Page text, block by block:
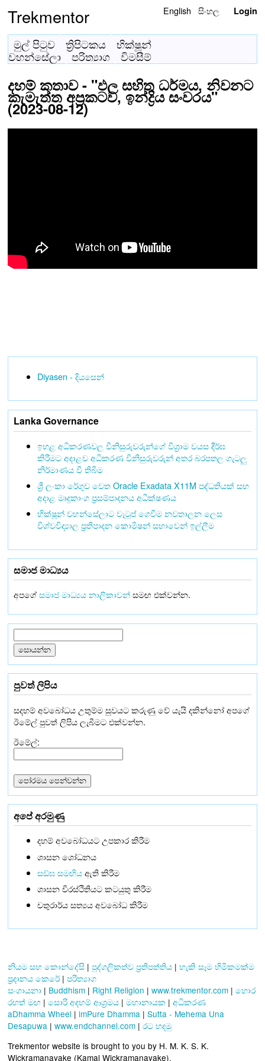
Trekmentor English සිංහල Login
මුල් පිටුව ත්‍රිපිටකය
භික්ෂූන්
වහන්සේලා
පරිත්‍යාග විමසීම්
දහම් කතාව - "ඵල සහිත ධර්මය, නිවනට
කැමැත්ත අප්‍රකටව, ඉන්ද්‍රිය සංවරය"
(2023-08-12)
Diyasen - දියසෙන්
Lanka Governance
ඉහළ අධිකරණවල විනිසුරුවරුන්ගේ විශ්‍රාම වයස දීර්ඝ
කිරීමට අදාළව අධිකරණ විනිසුරුවරුන් අතර බරපතල ගැටලු
නිර්මාණය වී තිබීම
ශ්‍රී ලංකා රේගුව වෙත Oracle Exadata X11M පද්ධතියක් සහ
අදාළ මෘදුකාංග ප්‍රසම්පාදනය අධීක්ෂණය
භික්ෂූන් වහන්සේලාට වැටුප් ගෙවීම නවතාලන ලෙස
විශ්වවිද්‍යාල ප්‍රතිපාදන කොමිෂන් සභාවෙන් ඉල්ලීම
සමාජ මාධ්‍යය
අපගේසමාජ මාධ්‍යය නාලිකාවන්සමඟ එක්වන්න.
පුවත් ලිපිය
සදහම් අවබෝධය උතුම්ම සුවයට කරුණු වේ යැයි දකින්නෝ අපගේ
ඊමේල් පුවත් ලිපිය ලැබීමට එක්වන්න.
ඊමේල්:
අපේ අරමුණු
දහම් අවබෝධයට උපකාර කිරීම
ශාසන ශෝධනය
සඞ්‌ඝ සමඟියඇති කිරීම
ශාසන චිරස්ථිතියට කටයුතු කිරීම
චතුරාර්ය සත්‍යය අවබෝධ කිරීම
නියම සහ කොන්දේසි | පුද්ගලිකත්ව ප්‍රතිපත්තිය | හැකි සෑම හිමිකමක්ම
ප්‍රදානය කෙරේ | පරිත්‍යාග
සංගායනා | Buddhism | Right Religion | www.trekmentor.com | හොර
රහත් මඟ | සොරි අදහම් ආශ්‍රමය | මහානායක | අධිකරණ
aDhamma Wheel | imPure Dhamma | Sutta - Mehema Una
Desapuwa | www.endchannel.com | රට හදමු
Trekmentor website is brought to you by H. M. K. S. K.
Wickramanayake (Kamal Wickramanayake).